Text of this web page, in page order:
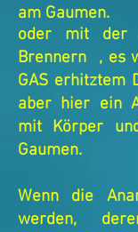
am Gaumen.
oder mit der
Brennern , es
GAS erhitztem
aber hier ein
mit Körper
Gaumen.
Wenn die
werden,